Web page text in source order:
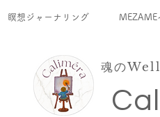
瞑想ジャーナリング MEZAME
魂の